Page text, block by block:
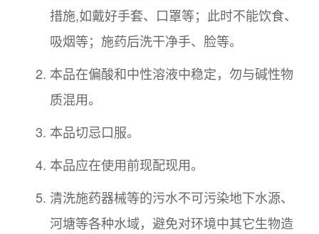
措施,如戴好手套、口罩等；此时不能饮食、
吸烟等；施药后洗干净手、脸等。
本品在偏酸和中性溶液中稳定，勿与碱性物
质混用。
本品切忌口服。
本品应在使用前现配现用。
清洗施药器械等的污水不可污染地下水源、
河塘等各种水域，避免对环境中其它生物造